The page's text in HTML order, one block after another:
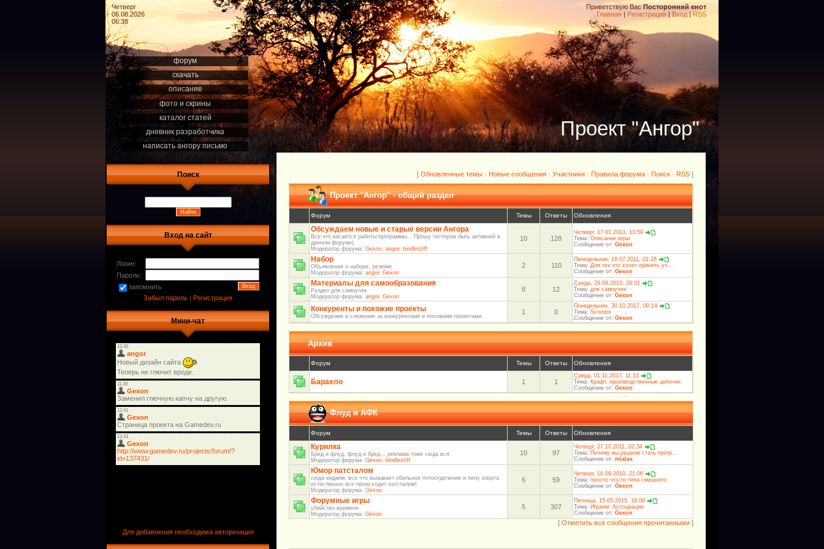
Четверг
06.08.2026
06:38
Приветствую Вас Посторонний енот
Главная | Регистрация | Вход|RSS
форум
скачать
описание
фото и скрины
каталог статей
дневник разработчика
написать ангору письмо
Поиск
Вход на сайт
Логин:
Пароль:
запомнить
Забыл пароль | Регистрация
Мини-чат
Для добавления необходима авторизация
Проект "Ангор"
[ Обновленные темы · Новые сообщения · Участники · Правила форума · Поиск · RSS ]
Проект "Ангор" - общий раздел
Форум Темы Ответы Обновления
Обсуждаем новые и старые версии Ангора
Все что касается работы программы... Прошу тестеров быть активней в
данном форуме)
Модератор форума: Gexon, angor, bindlestiff
10 128
Четверг, 17.01.2013, 13:59
Тема: Описание игры
Сообщение от: Gexon
Набор
Объявления о наборе, резюме
Модератор форума: angor, Gexon
2 110
Понедельник, 18.07.2011, 01:28
Тема: Для тех кто хочет принять уч...
Сообщение от: Gexon
Материалы для самообразования
Раздел для самоучек
Модератор форума: angor, Gexon
8 12
Среда, 29.09.2010, 20:01
Тема: для самоучек
Сообщение от: Gexon
Конкуренты и похожие проекты
Обсуждение и слежение за конкурентами и похожими проектами.
1 0
Понедельник, 30.10.2017, 00:14
Тема: Screeps
Сообщение от: Gexon
Архив
Форум Темы Ответы Обновления
Барахло 1 1
Среда, 01.11.2017, 11:13
Тема: Крафт, производственные цепочки
Сообщение от: Gexon
Флуд и АФК
Форум Темы Ответы Обновления
Курилка
Бред и флуд, флуд и бред... реклама тоже сюда вся
Модератор форума: Gexon, bindlestiff
10 97
Четверг, 27.10.2011, 02:34
Тема: Почему вы решили стать прогр...
Сообщение от: mialax
Юмор патсталом
сюда кидаем, все что вызывает обильное потоотделение и пену изорта.
естественно все происходит патсталом!
Модератор форума: Gexon
6 59
Четверг, 16.09.2010, 21:06
Тема: просто что-то типа смешного
Сообщение от: Gexon
Форумные игры
убийство времени
Модератор форума: Gexon
5 307
Пятница, 15.05.2015, 19:00
Тема: Играем: Ассоциации
Сообщение от: Gexon
[ Отметить все сообщения прочитанными ]